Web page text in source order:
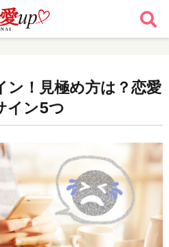
ン！見極め方は？恋愛
イン5つ